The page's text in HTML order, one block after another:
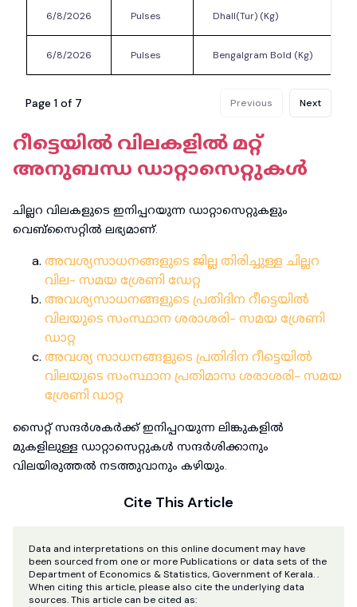
6/8/2026 Pulses Dhall(Tur) (Kg)
6/8/2026 Pulses Bengalgram Bold (Kg)
Page 1 of 7 Previous Next
റീട്ടെയിൽ വിലകളിൽ മറ്റ്
അനുബന്ധ ഡാറ്റാസെറ്റുകൾ
ചില്ലറ വിലകളുടെ ഇനിപ്പറയുന്ന ഡാറ്റാസെറ്റുകളും
വെബ്‌സൈറ്റിൽ ലഭ്യമാണ്.
അവശ്യസാധനങ്ങളുടെ ജില്ല തിരിച്ചുള്ള ചില്ലറ
വില- സമയ ശ്രേണി ഡേറ്റ
അവശ്യസാധനങ്ങളുടെ പ്രതിദിന റീട്ടെയിൽ
വിലയുടെ സംസ്ഥാന ശരാശരി- സമയ ശ്രേണി
ഡാറ്റ
അവശ്യ സാധനങ്ങളുടെ പ്രതിദിന റീട്ടെയിൽ
വിലയുടെ സംസ്ഥാന പ്രതിമാസ ശരാശരി- സമയ
ശ്രേണി ഡാറ്റ
സൈറ്റ് സന്ദർശകർക്ക് ഇനിപ്പറയുന്ന ലിങ്കുകളിൽ
മുകളിലുള്ള ഡാറ്റാസെറ്റുകൾ സന്ദർശിക്കാനും
വിലയിരുത്തൽ നടത്തുവാനും കഴിയും.
Cite This Article
Data and interpretations on this online document may have
been sourced from one or more Publications or data sets of the
Department of Economics & Statistics, Government of Kerala. .
When citing this article, please also cite the underlying data
sources. This article can be cited as: